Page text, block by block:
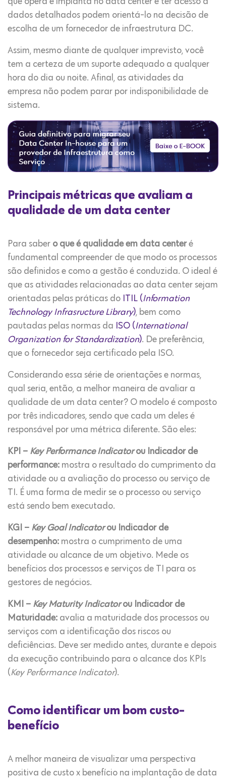
dados detalhados podem orientá-lo na decisão de
escolha de um fornecedor de infraestrutura DC.
Assim, mesmo diante de qualquer imprevisto, você
tem a certeza de um suporte adequado a qualquer
hora do dia ou noite. Afinal, as atividades da
empresa não podem parar por indisponibilidade de
sistema.
Principais métricas que avaliam a
qualidade de um data center
Para saber o que é qualidade em data centeré
fundamental compreender de que modo os processos
são definidos e como a gestão é conduzida. O ideal é
que as atividades relacionadas ao data center sejam
orientadas pelas práticas do ITIL (Information
Technology Infrasructure Library), bem como
pautadas pelas normas da ISO (International
Organization for Standardization). De preferência,
que o fornecedor seja certificado pela ISO.
Considerando essa série de orientações e normas,
qual seria, então, a melhor maneira de avaliar a
qualidade de um data center? O modelo é composto
por três indicadores, sendo que cada um deles é
responsável por uma métrica diferente. São eles:
KPI – Key Performance Indicatorou Indicador de
performance: mostra o resultado do cumprimento da
atividade ou a avaliação do processo ou serviço de
TI. É uma forma de medir se o processo ou serviço
está sendo bem executado.
KGI – Key Goal Indicatorou Indicador de
desempenho: mostra o cumprimento de uma
atividade ou alcance de um objetivo. Mede os
benefícios dos processos e serviços de TI para os
gestores de negócios.
KMI – Key Maturity Indicatorou Indicador de
Maturidade: avalia a maturidade dos processos ou
serviços com a identificação dos riscos ou
deficiências. Deve ser medido antes, durante e depois
da execução contribuindo para o alcance dos KPIs
(Key Performance Indicator).
Como identificar um bom custo-
benefício
A melhor maneira de visualizar uma perspectiva
positiva de custo x benefício na implantação de data